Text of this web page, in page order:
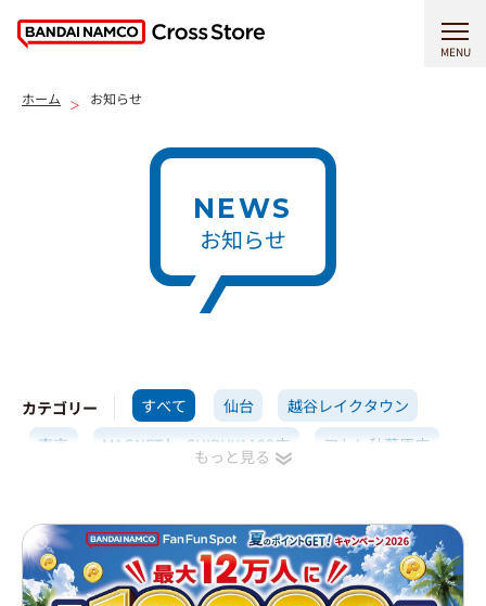
MENU
ホーム お知らせ
NEWS
お知らせ
カテゴリー すべて 仙台
越谷レイクタウン
東京
MAGNET by SHIBUYA109店
アトレ秋葉原店
大阪梅田
イオンモール大日店
心斎橋PARCO店
博多